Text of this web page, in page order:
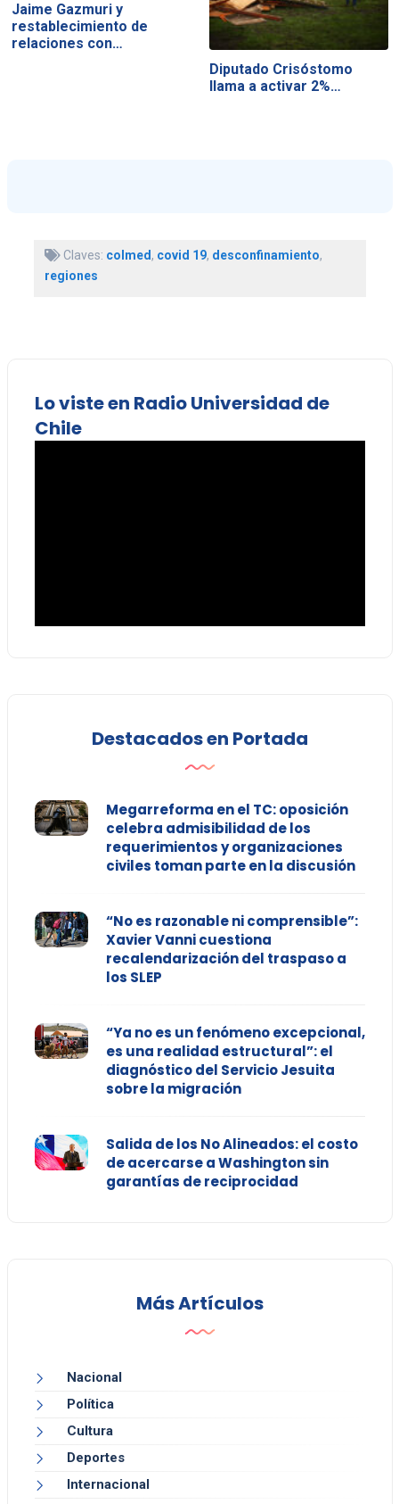
Jaime Gazmuri y
restablecimiento de
relaciones con…
Diputado Crisóstomo
llama a activar 2%…
Claves: colmed, covid 19, desconfinamiento,
regiones
Lo viste en Radio Universidad de
Chile
Destacados en Portada
Megarreforma en el TC: oposición
celebra admisibilidad de los
requerimientos y organizaciones
civiles toman parte en la discusión
“No es razonable ni comprensible”:
Xavier Vanni cuestiona
recalendarización del traspaso a
los SLEP
“Ya no es un fenómeno excepcional,
es una realidad estructural”: el
diagnóstico del Servicio Jesuita
sobre la migración
Salida de los No Alineados: el costo
de acercarse a Washington sin
garantías de reciprocidad
Más Artículos
Nacional
Política
Cultura
Deportes
Internacional